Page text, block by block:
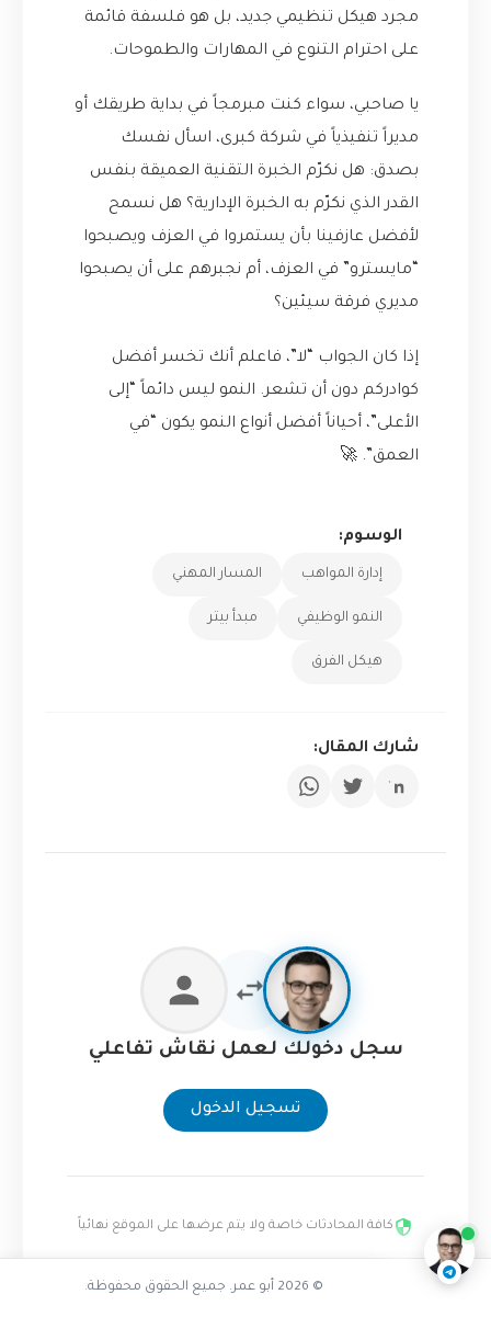
مجرد هيكل تنظيمي جديد، بل هو فلسفة قائمة
على احترام التنوع في المهارات والطموحات.
يا صاحبي، سواء كنت مبرمجاً في بداية طريقك أو
مديراً تنفيذياً في شركة كبرى، اسأل نفسك
بصدق: هل نكرّم الخبرة التقنية العميقة بنفس
القدر الذي نكرّم به الخبرة الإدارية؟ هل نسمح
لأفضل عازفينا بأن يستمروا في العزف ويصبحوا
“مايسترو” في العزف، أم نجبرهم على أن يصبحوا
مديري فرقة سيئين؟
إذا كان الجواب “لا”، فاعلم أنك تخسر أفضل
كوادركم دون أن تشعر. النمو ليس دائماً “إلى
الأعلى”، أحياناً أفضل أنواع النمو يكون “في
العمق”. 🚀
الوسوم:
إدارة المواهب المسار المهني
النمو الوظيفي مبدأ بيتر
هيكل الفرق
شارك المقال:
سجل دخولك لعمل نقاش تفاعلي
تسجيل الدخول
كافة المحادثات خاصة ولا يتم عرضها على الموقع نهائياً
© 2026 أبو عمر. جميع الحقوق محفوظة.